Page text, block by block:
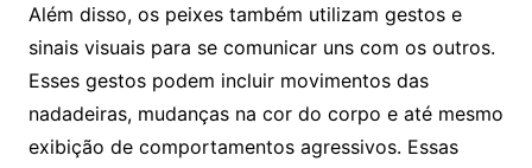
Além disso, os peixes também utilizam gestos e
sinais visuais para se comunicar uns com os outros.
Esses gestos podem incluir movimentos das
nadadeiras, mudanças na cor do corpo e até mesmo
exibição de comportamentos agressivos. Essas